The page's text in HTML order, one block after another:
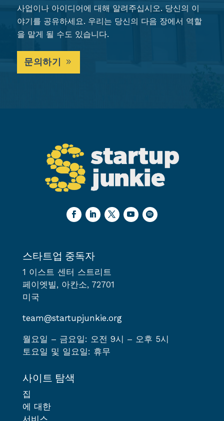
사업이나 아이디어에 대해 알려주십시오. 당신의 이
야기를 공유하세요. 우리는 당신의 다음 장에서 역할
을 맡게 될 수도 있습니다.
문의하기
스타트업 중독자
1 이스트 센터 스트리트
페이엣빌, 아칸소, 72701
미국
team@startupjunkie.org
월요일 – 금요일: 오전 9시 – 오후 5시
토요일 및 일요일: 휴무
사이트 탐색
집
에 대한
서비스